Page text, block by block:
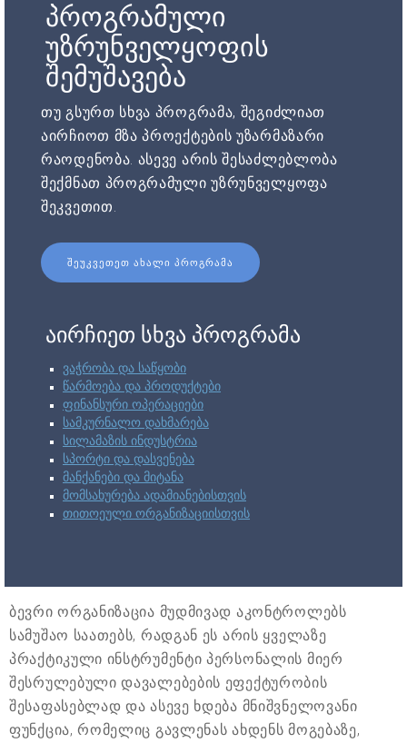
პროგრამული
უზრუნველყოფის
შემუშავება
თუ გსურთ სხვა პროგრამა, შეგიძლიათ
აირჩიოთ მზა პროექტების უზარმაზარი
რაოდენობა. ასევე არის შესაძლებლობა
შექმნათ პროგრამული უზრუნველყოფა
შეკვეთით.
ᲨᲔᲣᲙᲕᲔᲗᲔᲗ ᲐᲮᲐᲚᲘ ᲞᲠᲝᲒᲠᲐᲛᲐ
აირჩიეთ სხვა პროგრამა
ვაჭრობა და საწყობი
წარმოება და პროდუქტები
ფინანსური ოპერაციები
სამკურნალო დახმარება
სილამაზის ინდუსტრია
სპორტი და დასვენება
მანქანები და მიტანა
მომსახურება ადამიანებისთვის
თითოეული ორგანიზაციისთვის
ბევრი ორგანიზაცია მუდმივად აკონტროლებს
სამუშაო საათებს, რადგან ეს არის ყველაზე
პრაქტიკული ინსტრუმენტი პერსონალის მიერ
შესრულებული დავალებების ეფექტურობის
შესაფასებლად და ასევე ხდება მნიშვნელოვანი
ფუნქცია, რომელიც გავლენას ახდენს მოგებაზე,